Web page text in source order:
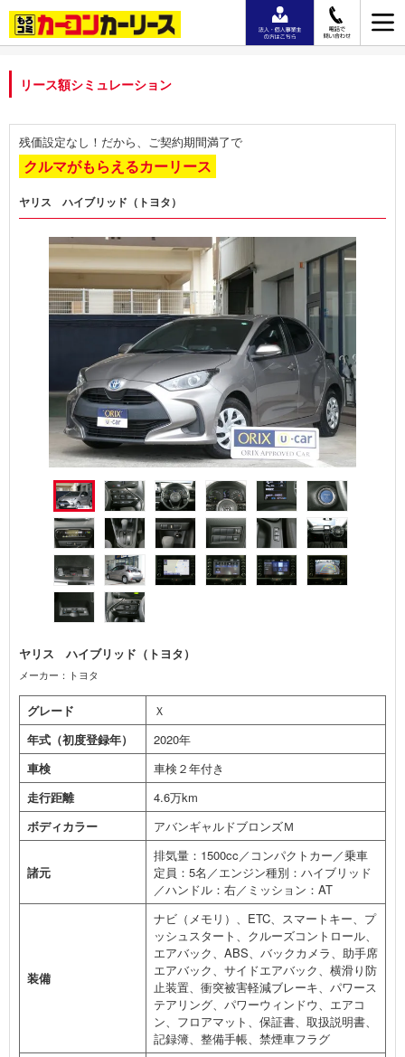
リース額シミュレーション
残価設定なし！だから、ご契約期間満了で
クルマがもらえるカーリース
ヤリス ハイブリッド（トヨタ）
ヤリス ハイブリッド（トヨタ）
メーカー：トヨタ
グレード
Ｘ
年式（初度登録年）
2020年
車検
車検２年付き
走行距離
4.6万km
ボディカラー
アバンギャルドブロンズＭ
諸元
排気量：1500cc／コンパクトカー／乗車
定員：5名／エンジン種別：ハイブリッド
／ハンドル：右／ミッション：AT
装備
ナビ（メモリ）、ETC、スマートキー、プ
ッシュスタート、クルーズコントロール、
エアバック、ABS、バックカメラ、助手席
エアバック、サイドエアバック、横滑り防
止装置、衝突被害軽減ブレーキ、パワース
テアリング、パワーウィンドウ、エアコ
ン、フロアマット、保証書、取扱説明書、
記録簿、整備手帳、禁煙車フラグ